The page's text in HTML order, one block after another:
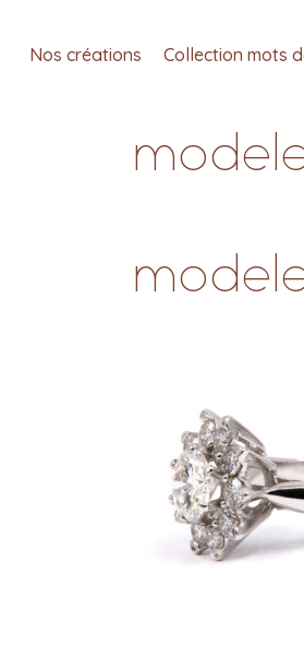
Nos créations Collection mots